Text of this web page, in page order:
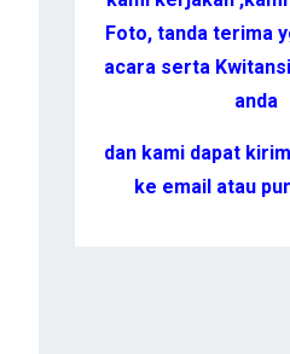
Foto, tanda terima
acara serta
anda
dan kami dapat
ke email atau